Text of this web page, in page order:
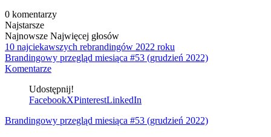
0 komentarzy
Najstarsze
Najnowsze Najwięcej głosów
10 najciekawszych rebrandingów 2022 roku
Brandingowy przegląd miesiąca #53 (grudzień 2022)
Komentarze
Udostępnij!
FacebookXPinterestLinkedIn
Brandingowy przegląd miesiąca #53 (grudzień 2022)